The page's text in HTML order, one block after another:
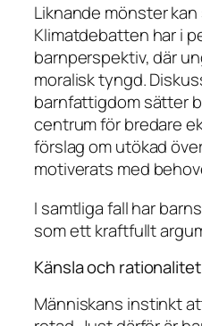
Liknande mönster
Klimatdebatten har i
barnperspektiv, där
moralisk tyngd.
barnfattigdom sätter
centrum för bredare
förslag om utökad
motiverats med
I samtliga fall har
som ett kraftfullt
Känsla och rationalitet
Människans instinkt